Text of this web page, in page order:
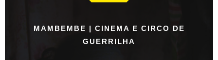
MAMBEMBE | CINEMA E CIRCO DE
GUERRILHA